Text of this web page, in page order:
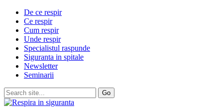
De ce respir
Ce respir
Cum respir
Unde respir
Specialistul raspunde
Siguranta in spitale
Newsletter
Seminarii